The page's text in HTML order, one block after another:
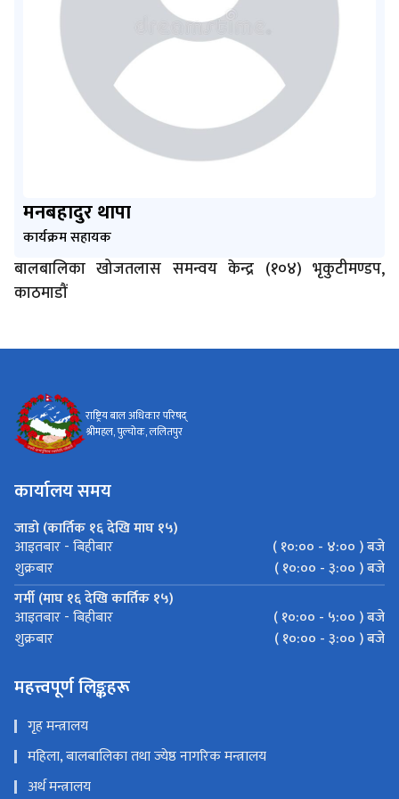
मनबहादुर थापा
कार्यक्रम सहायक
बालबालिका खोजतलास समन्वय केन्द्र (१०४) भृकुटीमण्डप,
काठमाडौं
राष्ट्रिय बाल अधिकार परिषद्
श्रीमहल, पुल्चोक, ललितपुर
कार्यालय समय
जाडो (कार्तिक १६ देखि माघ १५)
आइतबार - बिहीबार
( १०:०० - ४:०० ) बजे
शुक्रबार
( १०:०० - ३:०० ) बजे
गर्मी (माघ १६ देखि कार्तिक १५)
आइतबार - बिहीबार
( १०:०० - ५:०० ) बजे
शुक्रबार
( १०:०० - ३:०० ) बजे
महत्त्वपूर्ण लिङ्कहरू
गृह मन्त्रालय
महिला, बालबालिका तथा ज्येष्ठ नागरिक मन्त्रालय
अर्थ मन्त्रालय